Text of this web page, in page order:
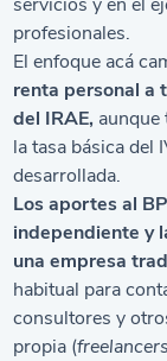
profesionales.
El enfoque acá
renta personal a
del IRAE,
la tasa básica del
desarrollada.
Los aportes al
independiente y
una empresa
habitual para
consultores y
propia (